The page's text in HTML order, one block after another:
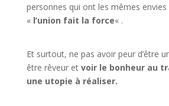
personnes qui ont les mêmes envies
« l’union fait la force« .
Et surtout, ne pas avoir peur d’être
être rêveur et voir le bonheur au
une utopie à réaliser.